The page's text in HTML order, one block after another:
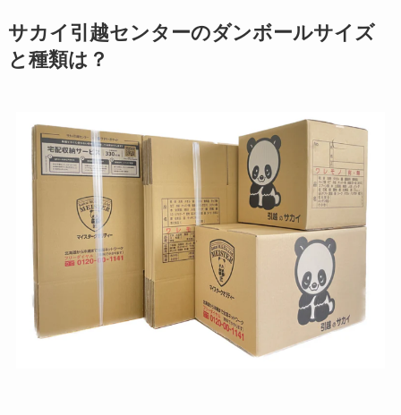
サカイ引越センターのダンボールサイズ
と種類は？